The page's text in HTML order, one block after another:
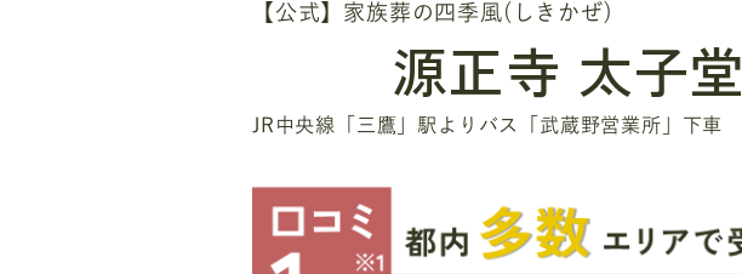
【公式】家族葬の四季風(しきかぜ)
源正寺 太子堂
JR中央線「三鷹」駅よりバス「武蔵野営業所」下車